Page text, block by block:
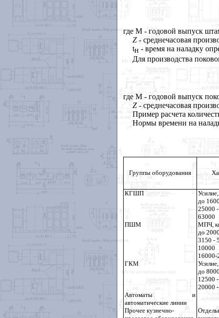
где M - годовой выпуск
Z- среднечасовая
tн - время на наладку
Для производства
где M - годовой выпуск
Z - среднечасовая
Пример расчета
Нормы времени на
Группы оборудования
КГШП
до
25000
63000
ПШМ
МПЧ,
до
3150 -
10000
16000-
ГКМ
до
12500
20000
Автоматы и
автоматические линии
Прочее кузнечно-